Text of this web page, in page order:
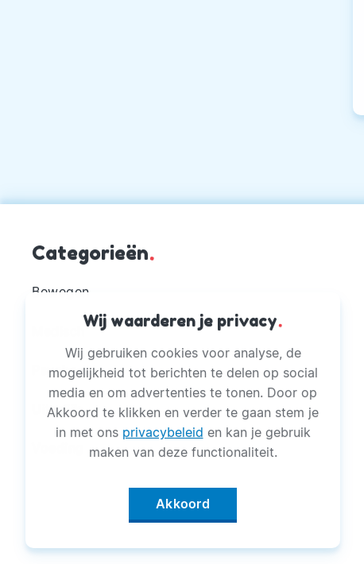
Categorieën.
Bewegen
Psyche
Uiterlijk
Wij waarderen je privacy.
Wij gebruiken cookies voor analyse, de
mogelijkheid tot berichten te delen op social
media en om advertenties te tonen. Door op
Akkoord te klikken en verder te gaan stem je
in met ons privacybeleid en kan je gebruik
maken van deze functionaliteit.
Akkoord